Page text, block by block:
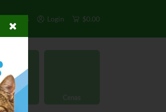
Otros Login $0.00
Licores